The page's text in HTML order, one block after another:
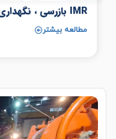
IMR بازرسی ، نگهداری و تعمیرات
مطالعه بیشتر